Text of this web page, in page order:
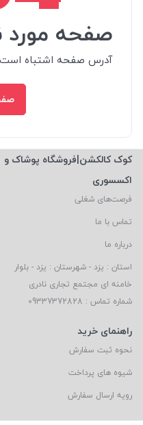
صفحه مورد
آدرس صفحه اشتباه است
کوک کالکشن|فروشگاه پوشاک و
اکسسوری
فرصت‌های شغلی
تماس با ما
درباره ما
استان : یزد - شهرستان : یزد - بلوار
خامنه ای مجتمع تجاری نادری
شماره تماس : 09337372828
راهنمای خرید
نحوه ثبت سفارش
شیوه های پرداخت
رویه ارسال سفارش